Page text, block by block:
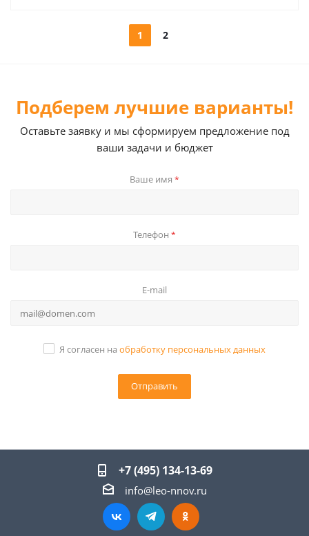
1 2
Подберем лучшие варианты!
Оставьте заявку и мы сформируем предложение под
ваши задачи и бюджет
Ваше имя *
Телефон *
E-mail
Я согласен на обработку персональных данных
+7 (495) 134-13-69
info@leo-nnov.ru